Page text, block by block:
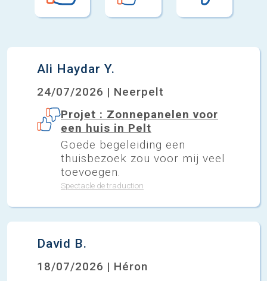
Ali Haydar Y.
24/07/2026 | Neerpelt
Projet : Zonnepanelen voor
een huis in Pelt
Goede begeleiding een
thuisbezoek zou voor mij veel
toevoegen.
Spectacle de traduction
David B.
18/07/2026 | Héron